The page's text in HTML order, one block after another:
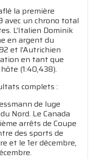
la première
avec un chrono total
L’Italien Dominik
en argent du
et l’Autrichien
en tant que
(1:40,438).
complets :
de luge
Nord. Le Canada
arrêts de Coupe
des sports de
et le 1er décembre,